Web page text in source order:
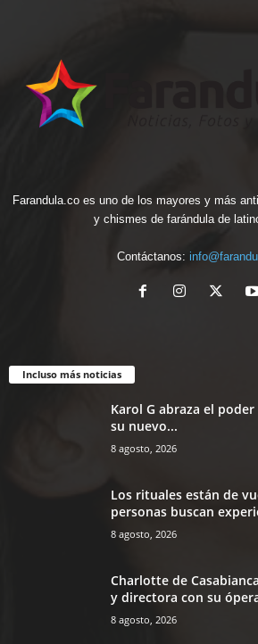
Farandula.co es uno de los mayores y más
y chismes de farándula de
Contáctanos:
Incluso más noticias
Karol G abraza el
su nuevo...
8 agosto, 2026
Los rituales están de
personas buscan
8 agosto, 2026
Charlotte de
y directora con su
8 agosto, 2026